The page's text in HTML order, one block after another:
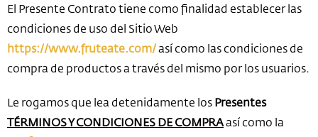
El Presente Contrato tiene como finalidad establecer las
condiciones de uso del Sitio Web
https://www.fruteate.com/así como las condiciones de
compra de productos a través del mismo por los usuarios.
Le rogamos que lea detenidamente los Presentes
TÉRMINOS Y CONDICIONES DE COMPRAasí como la